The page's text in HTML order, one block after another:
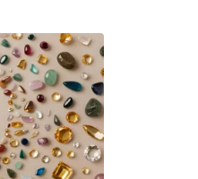
дизайн.